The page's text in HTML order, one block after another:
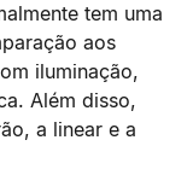
tem uma
aos
iluminação,
Além disso,
a linear e a